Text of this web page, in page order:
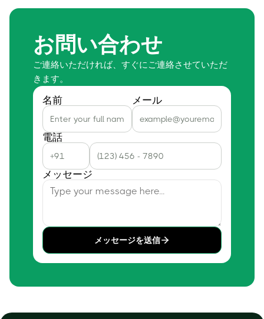
お問い合わせ
ご連絡いただければ、すぐにご連絡させていただ
きます。
名前 メール
電話
メッセージ
メッセージを送信